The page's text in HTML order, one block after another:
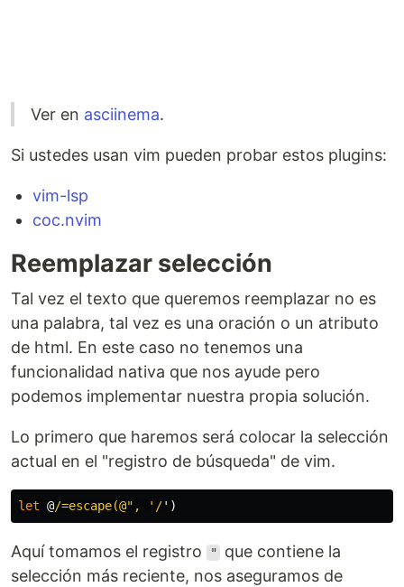
Ver en asciinema.
Si ustedes usan vim pueden probar estos plugins:
vim-lsp
coc.nvim
Reemplazar selección
Tal vez el texto que queremos reemplazar no es
una palabra, tal vez es una oración o un atributo
de html. En este caso no tenemos una
funcionalidad nativa que nos ayude pero
podemos implementar nuestra propia solución.
Lo primero que haremos será colocar la selección
actual en el "registro de búsqueda" de vim.
let @/=escape(@", '/' )
Aquí tomamos el registro "
que contiene la
selección más reciente, nos aseguramos de